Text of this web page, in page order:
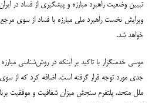
تبیین وضعیت راهبرد مبارزه و پیشگیری از فساد در
ویرایش نخست راهبرد ملی مبارزه با فساد از سوی مرجع
خواهد شد.
موسی خدمتگزار با تاکید بر اینکه در روش‌شناسی
جدی مورد توجه قرار گرفته است، اضافه کرد که از سوی
ملل متحد، پلتفرم سنجش میزان شفافیت و موفقیت